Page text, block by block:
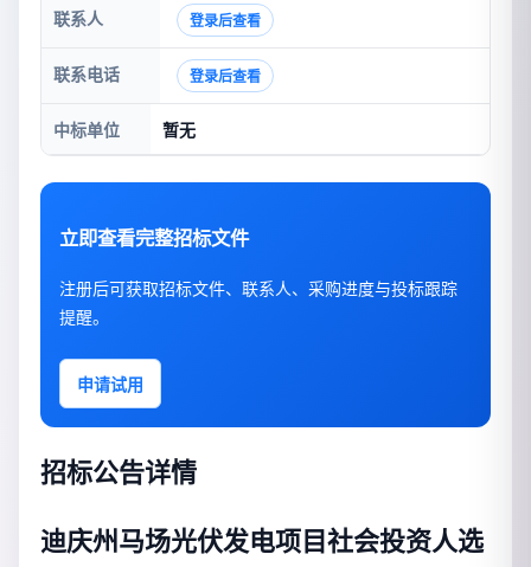
联系人 登录后查看
联系电话 登录后查看
中标单位 暂无
立即查看完整招标文件
注册后可获取招标文件、联系人、采购进度与投标跟踪
提醒。
申请试用
招标公告详情
迪庆州马场光伏发电项目社会投资人选